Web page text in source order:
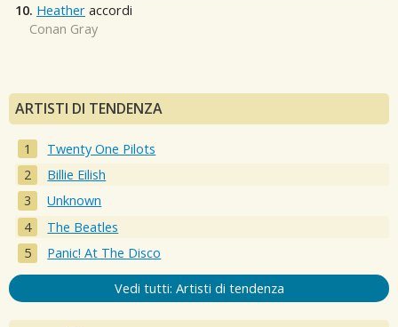
10. Heather accordi
Conan Gray
ARTISTI DI TENDENZA
Twenty One Pilots
Billie Eilish
Unknown
The Beatles
Panic! At The Disco
Vedi tutti: Artisti di tendenza